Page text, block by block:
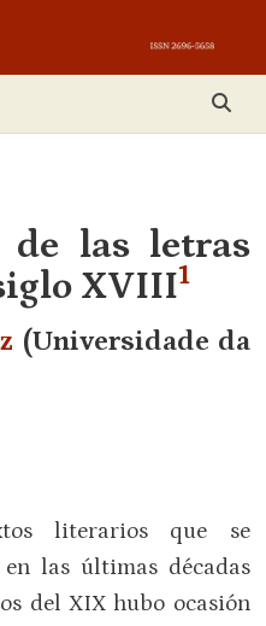
de las letras
XVIII1
(Universidade da
literarios que se
las últimas décadas
del XIX hubo ocasión